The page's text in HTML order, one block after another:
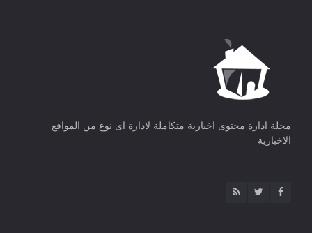
مجلة ادارة محتوى اخبارية متكاملة لادارة اى نوع من المواقع
الاخبارية